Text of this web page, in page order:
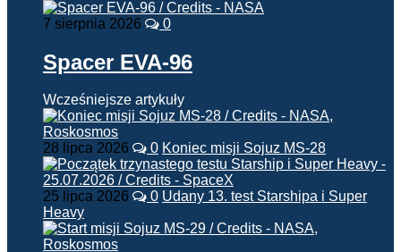
7 sierpnia 2026 0
Spacer EVA-96
Wcześniejsze artykuły
28 lipca 2026 0 Koniec misji Sojuz MS-28
25 lipca 2026 0 Udany 13. test Starshipa i Super
Heavy